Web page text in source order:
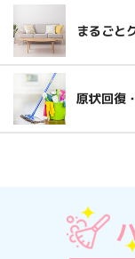
まるごと
原状回復